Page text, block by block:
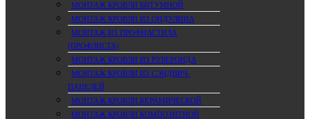
МОНТАЖ КРОВЛИ БИТУМНОЙ
МОНТАЖ КРОВЛИ ИЗ ОНДУЛИНА
МОНТАЖ ИЗ ПРОФНАСТИЛА
(ПРОФЛИСТА)
МОНТАЖ КРОВЛИ ИЗ РУБЕРОИДА
МОНТАЖ КРОВЛИ ИЗ СЭНДВИЧ-
ПАНЕЛЕЙ
МОНТАЖ КРОВЛИ КЕРАМИЧЕСКОЙ
МОНТАЖ КРОВЛИ КОМПОЗИТНОЙ